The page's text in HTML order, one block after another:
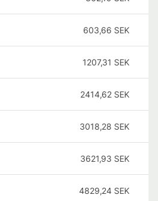
603,66 SEK
1207,31 SEK
2414,62 SEK
3018,28 SEK
3621,93 SEK
4829,24 SEK